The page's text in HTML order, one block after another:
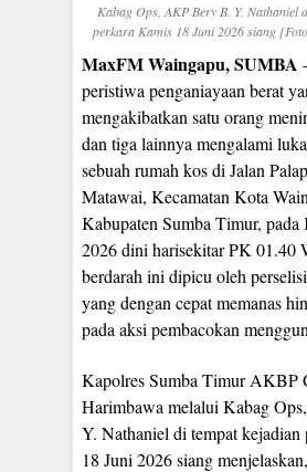
Kabag Ops, AKP Bery B. Y. Nathaniel
perkara Kamis 18 Juni 2026 siang
MaxFM Waingapu, SUMBA
peristiwa penganiayaan berat
mengakibatkan satu orang
dan tiga lainnya mengalami
sebuah rumah kos di Jalan
Matawai, Kecamatan Kota
Kabupaten Sumba Timur, pada
2026 dini harisekitar PK 01.40
berdarah ini dipicu oleh
yang dengan cepat memanas
pada aksi pembacokan
Kapolres Sumba Timur AKBP
Harimbawa melalui Kabag
Y. Nathaniel di tempat kejadian
18 Juni 2026 siang